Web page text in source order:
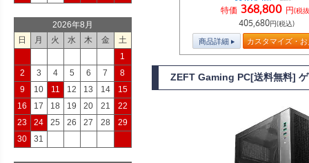
特価 368,800 円(税
405,680円(税込)
商品詳細 カスタマイズ・
ZEFT Gaming PC[送料無料]
2026年8月
日
月 火 水 木 金
土
1
2
3 4 5 6 7
8
9
10 11 12 13 14
15
16
17 18 19 20 21
22
23
24 25 26 27 28
29
30
31